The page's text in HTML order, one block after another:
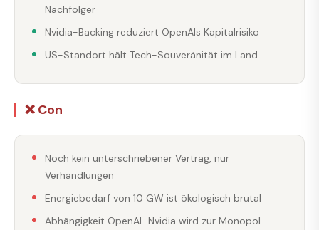
Nachfolger
Nvidia-Backing reduziert OpenAIs Kapitalrisiko
US-Standort hält Tech-Souveränität im Land
❌ Con
Noch kein unterschriebener Vertrag, nur
Verhandlungen
Energiebedarf von 10 GW ist ökologisch brutal
Abhängigkeit OpenAI–Nvidia wird zur Monopol-